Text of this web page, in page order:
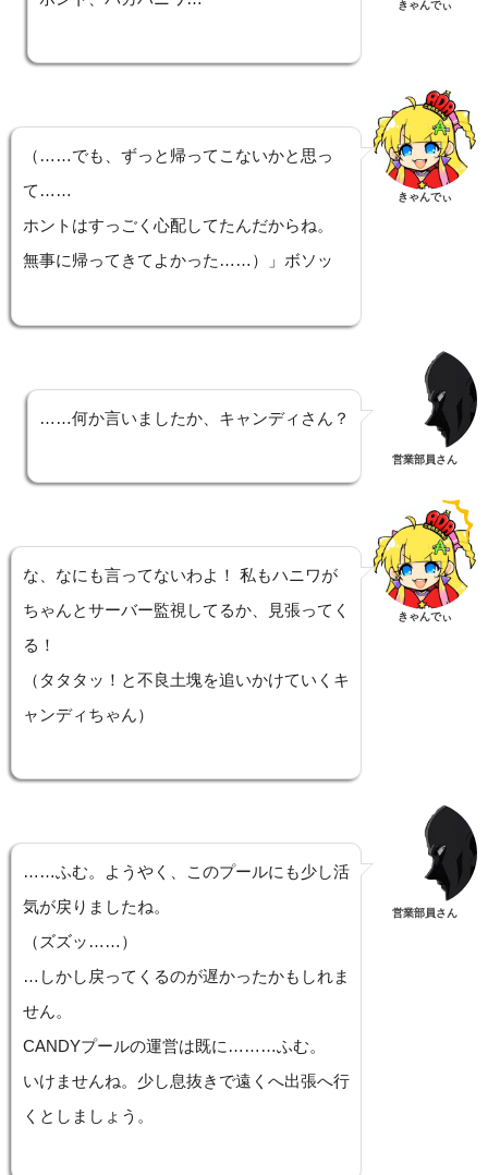
きゃんでぃ
（……でも、ずっと帰ってこないかと思っ
て……
ホントはすっごく心配してたんだからね。
無事に帰ってきてよかった……）」ボソッ
きゃんでぃ
……何か言いましたか、キャンディさん？
営業部員さん
な、なにも言ってないわよ！ 私もハニワが
ちゃんとサーバー監視してるか、見張ってく
る！
（タタタッ！と不良土塊を追いかけていくキ
ャンディちゃん）
きゃんでぃ
……ふむ。ようやく、このプールにも少し活
気が戻りましたね。
（ズズッ……）
…しかし戻ってくるのが遅かったかもしれま
せん。
CANDYプールの運営は既に………ふむ。
いけませんね。少し息抜きで遠くへ出張へ行
くとしましょう。
営業部員さん